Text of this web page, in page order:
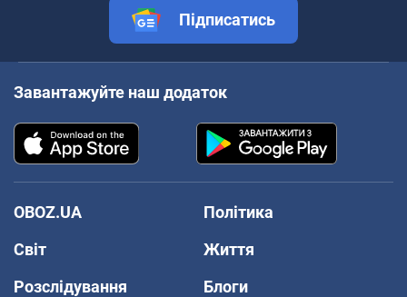
Підписатись
Завантажуйте наш додаток
OBOZ.UA
Політика
Світ
Життя
Розслідування
Блоги